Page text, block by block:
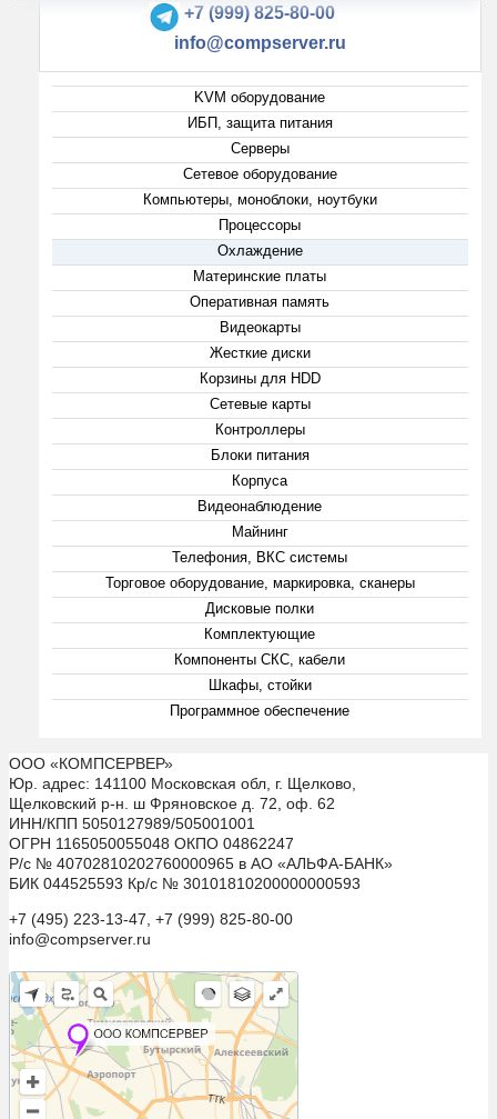
+7 (999) 825-80-00
info@compserver.ru
KVM оборудование
ИБП, защита питания
Серверы
Сетевое оборудование
Компьютеры, моноблоки, ноутбуки
Процессоры
Охлаждение
Материнские платы
Оперативная память
Видеокарты
Жесткие диски
Корзины для HDD
Сетевые карты
Контроллеры
Блоки питания
Корпуса
Видеонаблюдение
Майнинг
Телефония, ВКС системы
Торговое оборудование, маркировка, сканеры
Дисковые полки
Комплектующие
Компоненты СКС, кабели
Шкафы, стойки
Программное обеспечение
ООО «КОМПСЕРВЕР»
Юр. адрес: 141100 Московская обл, г. Щелково,
Щелковский р-н. ш Фряновское д. 72, оф. 62
ИНН/КПП 5050127989/505001001
ОГРН 1165050055048 ОКПО 04862247
Р/с № 40702810202760000965 в АО «АЛЬФА-БАНК»
БИК 044525593 Кр/с № 30101810200000000593
+7 (495) 223-13-47, +7 (999) 825-80-00
info@compserver.ru